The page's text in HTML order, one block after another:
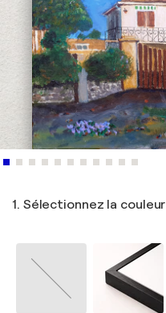
1. Sélectionnez la couleur